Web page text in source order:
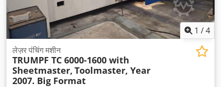
1 /4
लेज़र पंचिंग मशीन
TRUMPF TC 6000-1600 with
Sheetmaster, Toolmaster, Year
2007. Big Format